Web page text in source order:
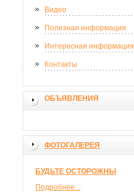
Видео
Полезная информация
Интересная информация
Контакты
ОБЪЯВЛЕНИЯ
ФОТОГАЛЕРЕЯ
БУДЬТЕ ОСТОРОЖНЫ
Подробнее...